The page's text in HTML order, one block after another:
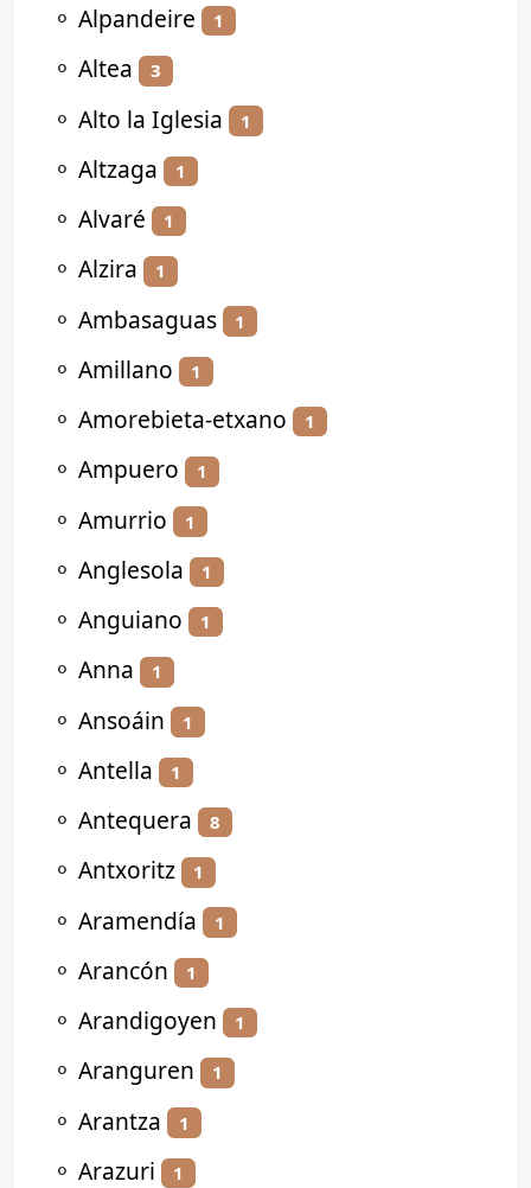
⚬ Alpandeire 1
⚬ Altea 3
⚬ Alto la Iglesia 1
⚬ Altzaga 1
⚬ Alvaré 1
⚬ Alzira 1
⚬ Ambasaguas 1
⚬ Amillano 1
⚬ Amorebieta-etxano 1
⚬ Ampuero 1
⚬ Amurrio 1
⚬ Anglesola 1
⚬ Anguiano 1
⚬ Anna 1
⚬ Ansoáin 1
⚬ Antella 1
⚬ Antequera 8
⚬ Antxoritz 1
⚬ Aramendía 1
⚬ Arancón 1
⚬ Arandigoyen 1
⚬ Aranguren 1
⚬ Arantza 1
⚬ Arazuri 1